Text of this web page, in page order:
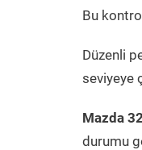
Bu
Düzenli
seviyeye
Mazda
durumu